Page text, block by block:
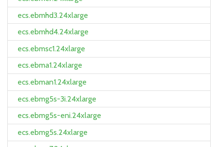
ecs.ebmhd3.24xlarge
ecs.ebmhd4.24xlarge
ecs.ebmsc1.24xlarge
ecs.ebma1.24xlarge
ecs.ebman1.24xlarge
ecs.ebmg5s-3i.24xlarge
ecs.ebmg5s-eni.24xlarge
ecs.ebmg5s.24xlarge